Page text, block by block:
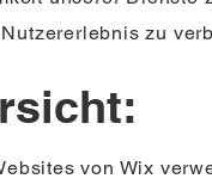
zu
von Wix